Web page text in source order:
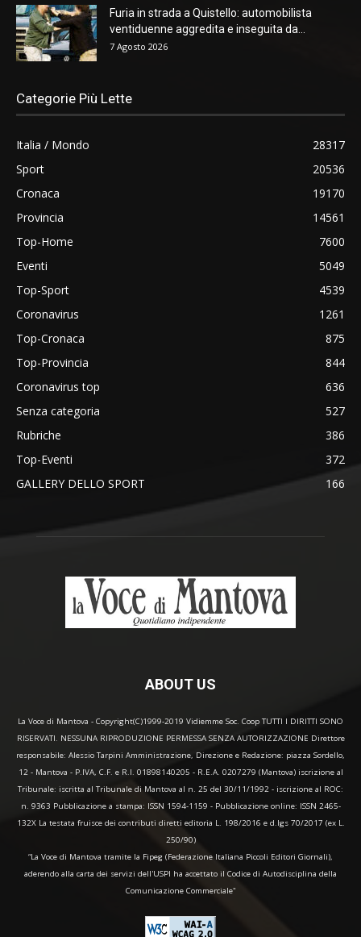
Furia in strada a Quistello: automobilista
ventiduenne aggredita e inseguita da...
7 Agosto 2026
Categorie Più Lette
Italia / Mondo
28317
Sport
20536
Cronaca
19170
Provincia
14561
Top-Home
7600
Eventi
5049
Top-Sport
4539
Coronavirus
1261
Top-Cronaca
875
Top-Provincia
844
Coronavirus top
636
Senza categoria
527
Rubriche
386
Top-Eventi
372
GALLERY DELLO SPORT
166
ABOUT US
La Voce di Mantova - Copyright(C)1999-2019 Vidiemme Soc. Coop TUTTI I DIRITTI SONO
RISERVATI. NESSUNA RIPRODUZIONE PERMESSA SENZA AUTORIZZAZIONE Direttore
responsabile: Alessio Tarpini Amministrazione, Direzione e Redazione: piazza Sordello,
12 - Mantova - P.IVA, C.F. e R.I. 01898140205 - R.E.A. 0207279 (Mantova) iscrizione al
Tribunale: iscritta al Tribunale di Mantova al n. 25 del 30/11/1992 - iscrizione al ROC:
n. 9363 Pubblicazione a stampa: ISSN 1594-1159 - Pubblicazione online: ISSN 2465-
132X La testata fruisce dei contributi diretti editoria L. 198/2016 e d.lgs 70/2017 (ex L.
250/90)
“La Voce di Mantova tramite la Fipeg (Federazione Italiana Piccoli Editori Giornali),
aderendo alla carta dei servizi dell'USPI ha accettato il Codice di Autodisciplina della
Comunicazione Commerciale"